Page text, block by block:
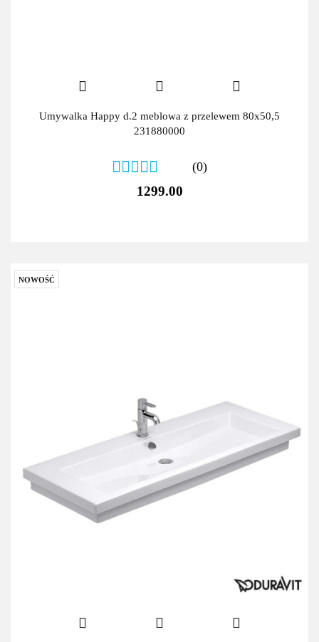
Umywalka Happy d.2 meblowa z przelewem 80x50,5
231880000
(0)
1299.00
NOWOŚĆ